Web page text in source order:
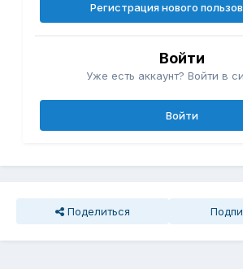
Регистрация нового
Войти
Уже есть аккаунт? Войти в
Войти
Поделиться